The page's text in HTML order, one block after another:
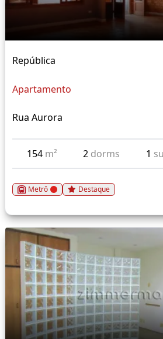
República
Apartamento
Rua Aurora
154 m² 2 dorms 1
Metrô Destaque